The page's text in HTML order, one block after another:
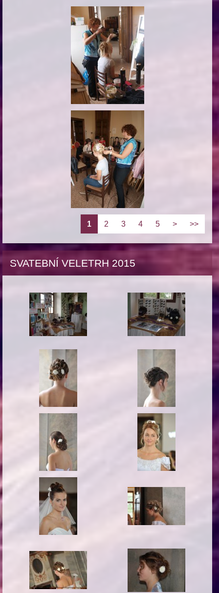
1 2 3 4 5 > >>
SVATEBNÍ VELETRH 2015